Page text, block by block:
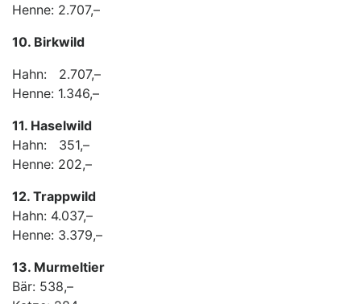
Henne: 2.707,–
10. Birkwild
Hahn: 2.707,–
Henne: 1.346,–
11. Haselwild
Hahn: 351,–
Henne: 202,–
12. Trappwild
Hahn: 4.037,–
Henne: 3.379,–
13. Murmeltier
Bär: 538,–